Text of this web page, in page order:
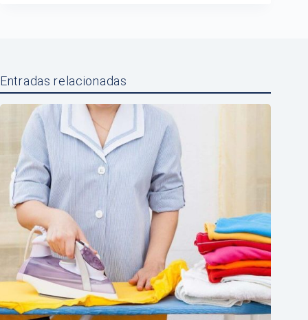
Entradas relacionadas